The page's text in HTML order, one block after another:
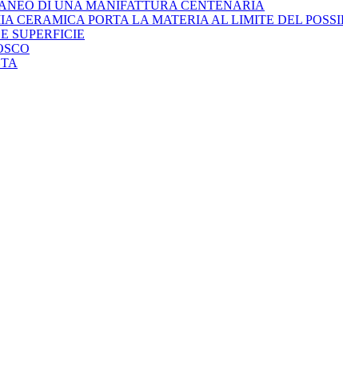
DI UNA MANIFATTURA CENTENARIA
CERAMICA PORTA LA MATERIA AL LIMITE DEL
SUPERFICIE